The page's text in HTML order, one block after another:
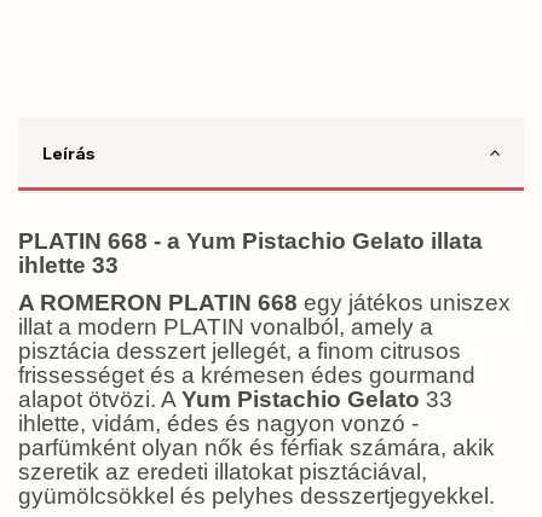
Leírás
PLATIN 668 - a Yum Pistachio Gelato illata
ihlette 33
A ROMERON PLATIN 668 egy játékos uniszex
illat a modern PLATIN vonalból, amely a
pisztácia desszert jellegét, a finom citrusos
frissességet és a krémesen édes gourmand
alapot ötvözi. A Yum Pistachio Gelato 33
ihlette, vidám, édes és nagyon vonzó -
parfümként olyan nők és férfiak számára, akik
szeretik az eredeti illatokat pisztáciával,
gyümölcsökkel és pelyhes desszertjegyekkel.